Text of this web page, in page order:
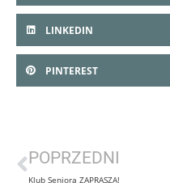
LINKEDIN
PINTEREST
POPRZEDNI
Klub Seniora ZAPRASZA!